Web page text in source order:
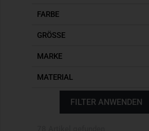
Combat Shirt
Kälteschutz
Polo-Shirt
FARBE
GRÖSSE
MARKE
MATERIAL
FILTER ANWENDEN